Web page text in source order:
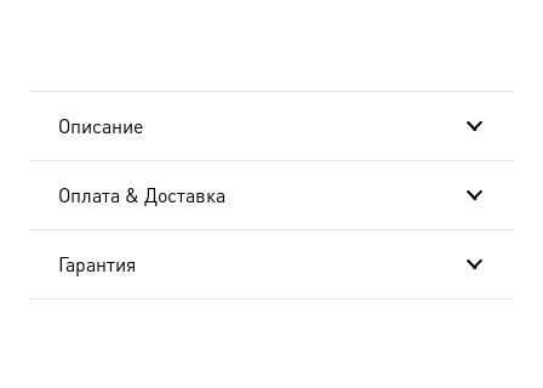
Описание
Оплата & Доставка
Гарантия